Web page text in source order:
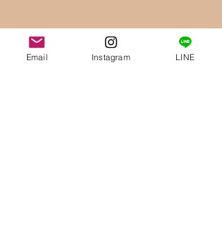
Email Instagram LINE